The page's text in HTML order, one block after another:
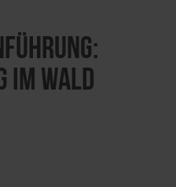
im Wald